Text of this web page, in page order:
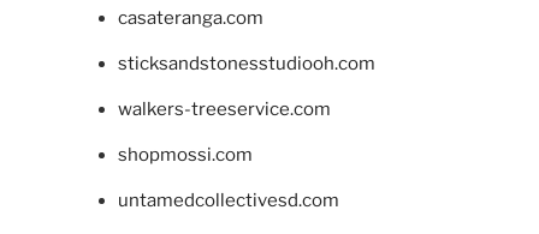
casateranga.com
sticksandstonesstudiooh.com
walkers-treeservice.com
shopmossi.com
untamedcollectivesd.com